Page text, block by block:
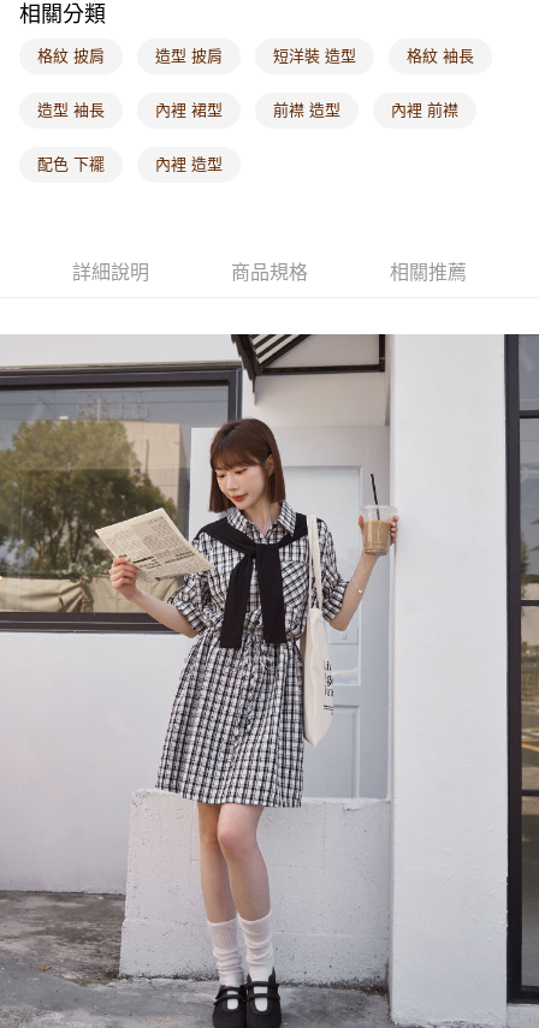
海外配送-歐美地區 查看運費
相關分類
格紋 披肩 造型 披肩 短洋裝 造型 格紋 袖長
造型 袖長 內裡 裙型 前襟 造型 內裡 前襟
配色 下襬 內裡 造型
詳細說明 商品規格 相關推薦